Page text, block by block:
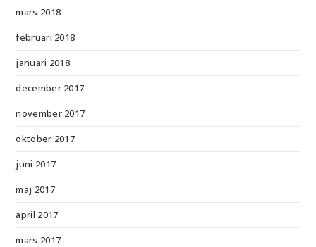
mars 2018
februari 2018
januari 2018
december 2017
november 2017
oktober 2017
juni 2017
maj 2017
april 2017
mars 2017